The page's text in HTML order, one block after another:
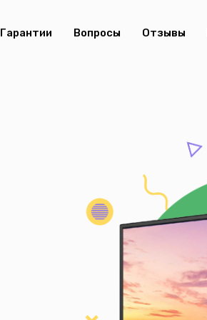
Гарантии Вопросы Отзывы